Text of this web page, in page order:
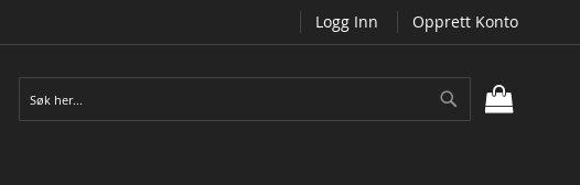
Logg Inn Opprett Konto
Søk